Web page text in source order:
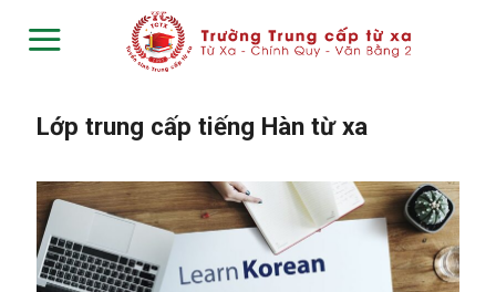
Lớp trung cấp tiếng Hàn từ xa